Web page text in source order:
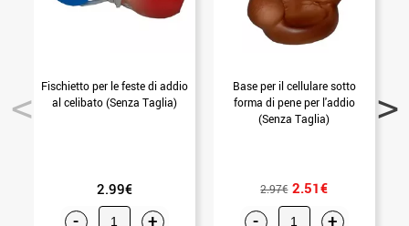
Fischietto per le feste di addio
al celibato (Senza Taglia)
2.99€
- +
Base per il cellulare sotto
forma di pene per l'addio
(Senza Taglia)
2.97€ 2.51€
- +